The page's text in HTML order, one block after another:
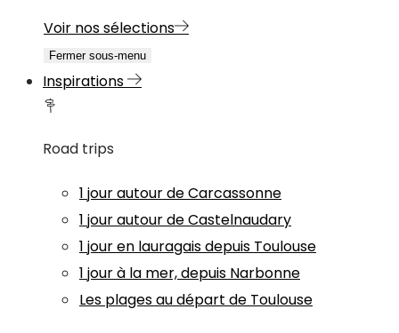
Voir nos sélections
Fermer sous-menu
Inspirations
Road trips
1 jour autour de Carcassonne
1 jour autour de Castelnaudary
1 jour en lauragais depuis Toulouse
1 jour à la mer, depuis Narbonne
Les plages au départ de Toulouse